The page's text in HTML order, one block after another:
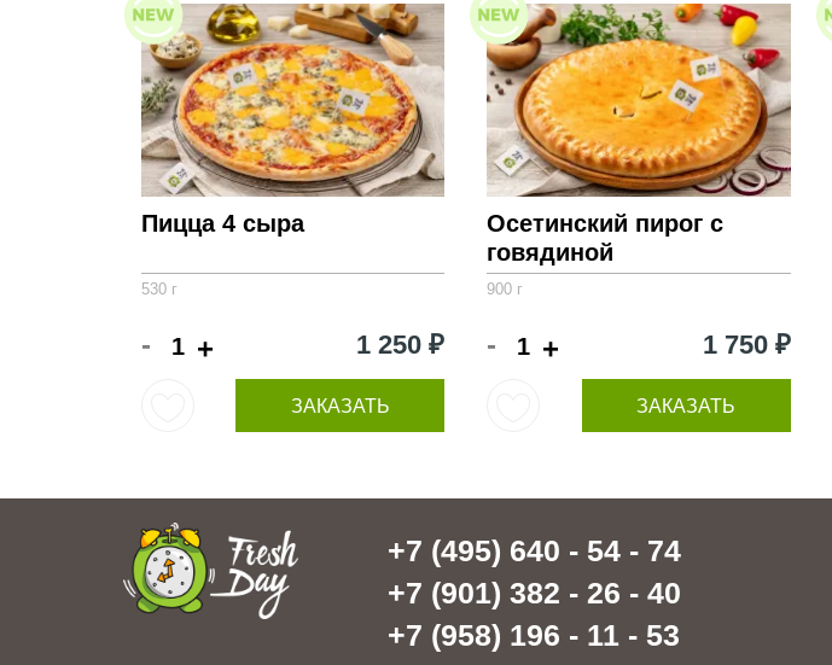
Пицца 4 сыра
530 г
- + 1 250 ₽
ЗАКАЗАТЬ
Осетинский пирог с
говядиной
900 г
- + 1 750 ₽
ЗАКАЗАТЬ
+7 (495) 640 - 54 - 74
+7 (901) 382 - 26 - 40
+7 (958) 196 - 11 - 53